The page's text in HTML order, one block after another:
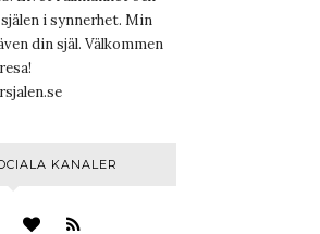
i synnerhet. Min
din själ. Välkommen
KANALER